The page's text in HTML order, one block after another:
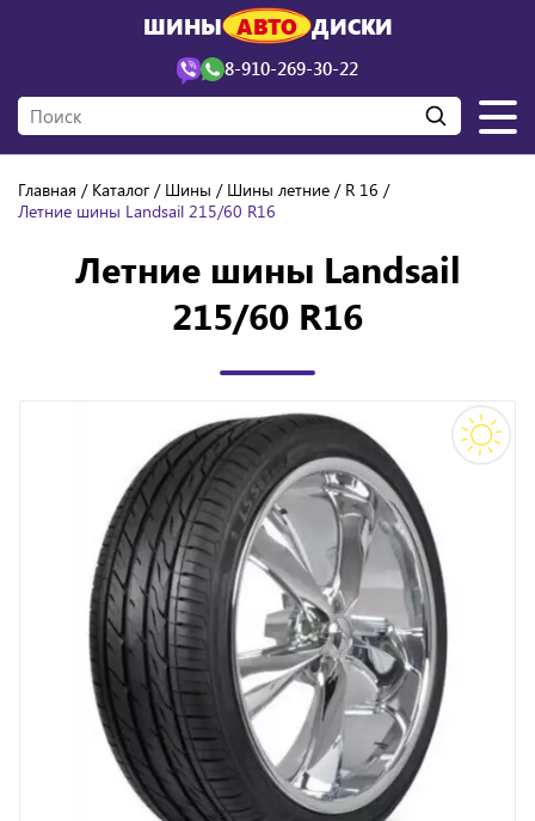
ШИНЫ АВТО ДИСКИ
8-910-269-30-22
Главная Каталог Шины Шины летние
R 16
Летние шины Landsail 215/60 R16
Летние шины Landsail
215/60 R16